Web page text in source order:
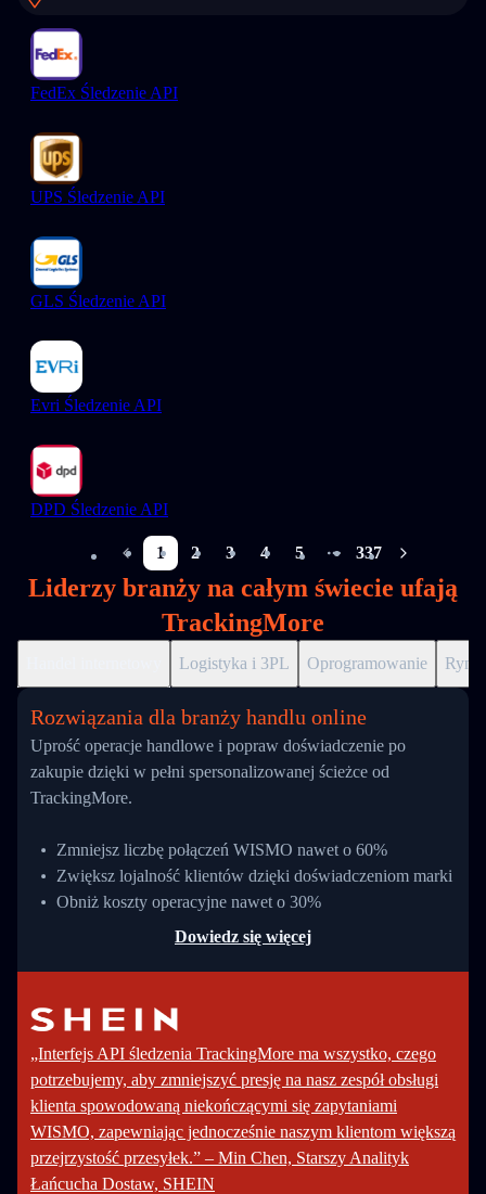
FedEx Śledzenie API
UPS Śledzenie API
GLS Śledzenie API
Evri Śledzenie API
DPD Śledzenie API
1 2 3 4 5
More pages
337
Liderzy branży na całym świecie ufają
TrackingMore
Logistyka i 3PL Oprogramowanie
Rozwiązania dla branży handlu online
Uprość operacje handlowe i popraw doświadczenie po
zakupie dzięki w pełni spersonalizowanej ścieżce od
TrackingMore.
Zmniejsz liczbę połączeń WISMO nawet o 60%
Zwiększ lojalność klientów dzięki doświadczeniom marki
Obniż koszty operacyjne nawet o 30%
Dowiedz się więcej
„Interfejs API śledzenia TrackingMore ma wszystko, czego
potrzebujemy, aby zmniejszyć presję na nasz zespół obsługi
klienta spowodowaną niekończącymi się zapytaniami
WISMO, zapewniając jednocześnie naszym klientom większą
przejrzystość przesyłek.” – Min Chen, Starszy Analityk
Łańcucha Dostaw, SHEIN